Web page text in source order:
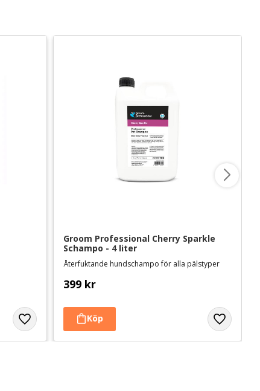
Groom Professional Cherry Sparkle
Schampo - 4 liter
Återfuktande hundschampo för alla pälstyper
399 kr